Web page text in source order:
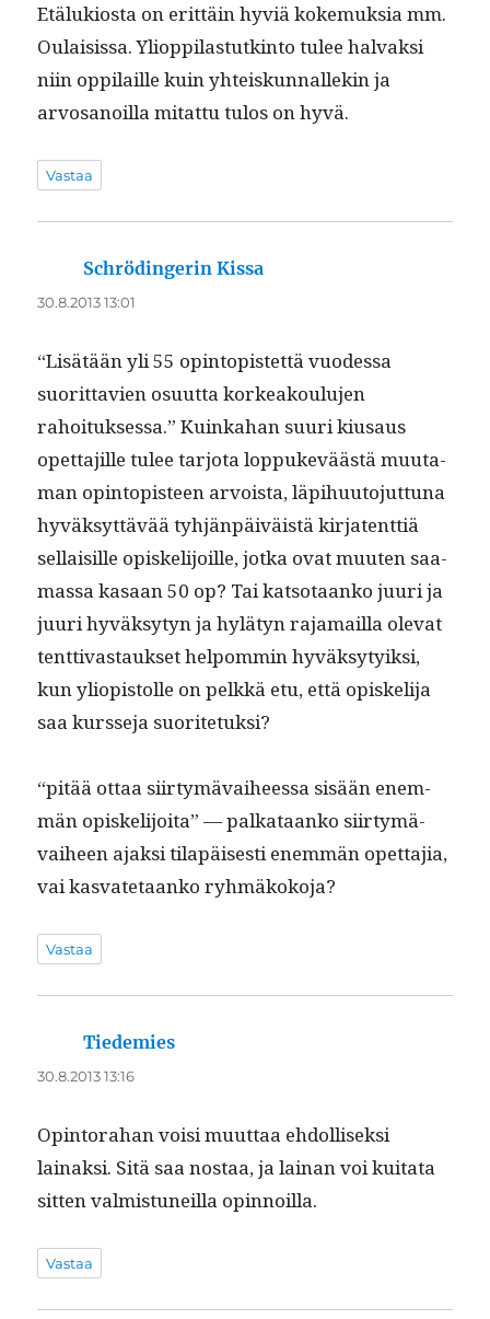
Etälukios­ta on erit­täin hyviä koke­muk­sia mm.
Oulai­sis­sa. Yliop­pi­las­tutk­in­to tulee hal­vak­si
niin oppi­laille kuin yhteiskun­nallekin ja
arvosanoil­la mitat­tu tulos on hyvä.
Vastaa
Schrödingerin Kissa
30.8.2013 13:01
“Lisätään yli 55 opin­topis­tet­tä vuodessa
suorit­tavien osu­ut­ta korkeak­oulu­jen
rahoituk­ses­sa.” Kuinka­han suuri kiusaus
opet­ta­jille tulee tar­jo­ta lop­pukeväästä muu­ta­
man opin­topis­teen arvoista, läpi­hu­u­to­jut­tuna
hyväksyt­tävää tyhjän­päiväistä kir­ja­tent­tiä
sel­l­aisille opiske­li­joille, jot­ka ovat muuten saa­
mas­sa kasaan 50 op? Tai kat­so­taanko juuri ja
juuri hyväksy­tyn ja hylä­tyn raja­mail­la ole­vat
tent­ti­vas­tauk­set helpom­min hyväksy­tyik­si,
kun yliopis­tolle on pelkkä etu, että opiske­li­ja
saa kursse­ja suoritetuksi?
“pitää ottaa siir­tymä­vai­heessa sisään enem­
män opiske­li­joi­ta” — palkataanko siir­tymä­
vai­heen ajak­si tilapäis­es­ti enem­män opet­ta­jia,
vai kas­vate­taanko ryhmäkokoja?
Vastaa
Tiedemies
30.8.2013 13:16
Opin­tora­han voisi muut­taa ehdol­lisek­si
lainaksi. Sitä saa nos­taa, ja lainan voi kui­tata
sit­ten valmis­tuneil­la opinnoilla.
Vastaa